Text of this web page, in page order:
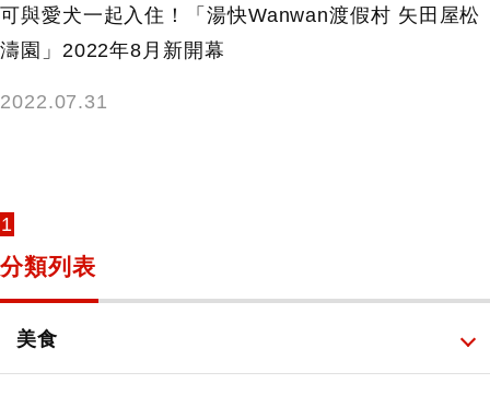
可與愛犬一起入住！「湯快Wanwan渡假村 矢田屋松
濤園」2022年8月新開幕
2022.07.31
1
分類列表
美食